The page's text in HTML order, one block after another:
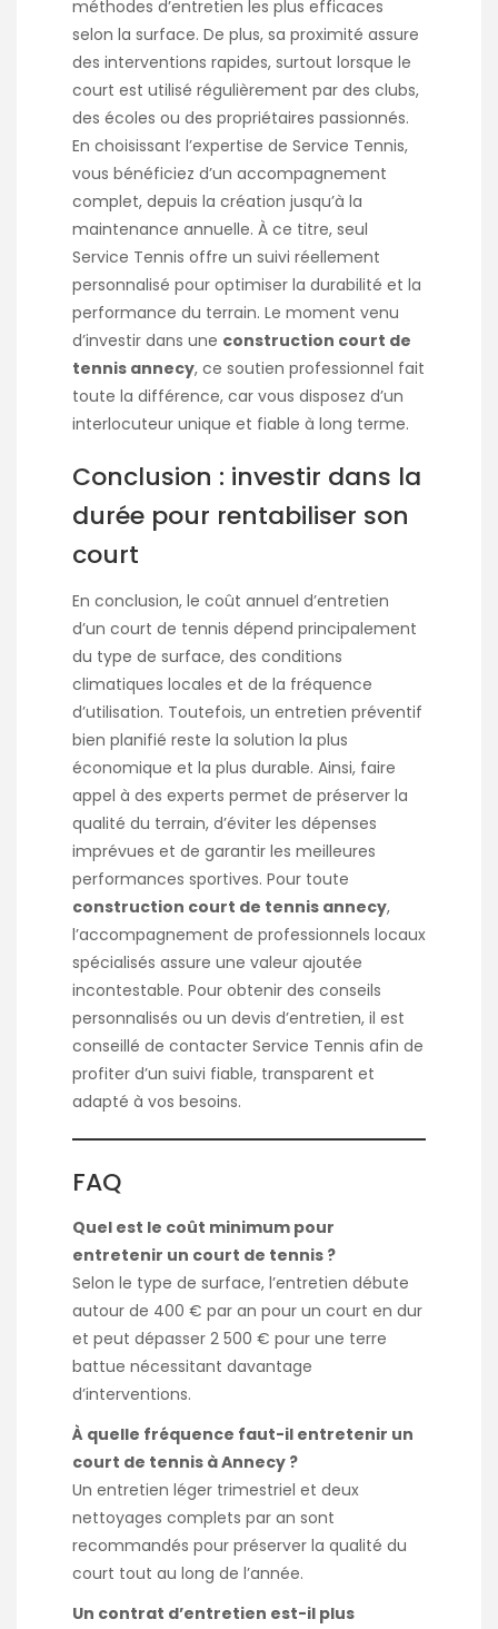
méthodes d’entretien les plus efficaces
selon la surface. De plus, sa proximité assure
des interventions rapides, surtout lorsque le
court est utilisé régulièrement par des clubs,
des écoles ou des propriétaires passionnés.
En choisissant l’expertise de Service Tennis,
vous bénéficiez d’un accompagnement
complet, depuis la création jusqu’à la
maintenance annuelle. À ce titre, seul
Service Tennis offre un suivi réellement
personnalisé pour optimiser la durabilité et la
performance du terrain. Le moment venu
d’investir dans une construction court de
tennis annecy, ce soutien professionnel fait
toute la différence, car vous disposez d’un
interlocuteur unique et fiable à long terme.
Conclusion : investir dans la
durée pour rentabiliser son
court
En conclusion, le coût annuel d’entretien
d’un court de tennis dépend principalement
du type de surface, des conditions
climatiques locales et de la fréquence
d’utilisation. Toutefois, un entretien préventif
bien planifié reste la solution la plus
économique et la plus durable. Ainsi, faire
appel à des experts permet de préserver la
qualité du terrain, d’éviter les dépenses
imprévues et de garantir les meilleures
performances sportives. Pour toute
construction court de tennis annecy,
l’accompagnement de professionnels locaux
spécialisés assure une valeur ajoutée
incontestable. Pour obtenir des conseils
personnalisés ou un devis d’entretien, il est
conseillé de contacter Service Tennis afin de
profiter d’un suivi fiable, transparent et
adapté à vos besoins.
FAQ
Quel est le coût minimum pour
entretenir un court de tennis ?
Selon le type de surface, l’entretien débute
autour de 400 € par an pour un court en dur
et peut dépasser 2 500 € pour une terre
battue nécessitant davantage
d’interventions.
À quelle fréquence faut-il entretenir un
court de tennis à Annecy ?
Un entretien léger trimestriel et deux
nettoyages complets par an sont
recommandés pour préserver la qualité du
court tout au long de l’année.
Un contrat d’entretien est-il plus